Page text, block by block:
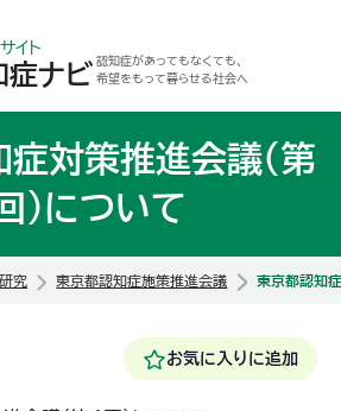
イト
症ナビ 認知症があってもなくても、
希望をもって暮らせる社会へ
対策推進会議（第
）について
究 東京都認知症施策推進会議 東京都認知
お気に入りに追加